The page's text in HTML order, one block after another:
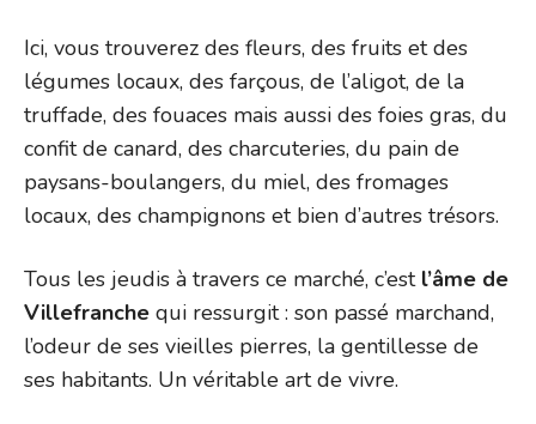
Ici, vous trouverez des fleurs, des fruits et des
légumes locaux, des farçous, de l’aligot, de la
truffade, des fouaces mais aussi des foies gras, du
confit de canard, des charcuteries, du pain de
paysans-boulangers, du miel, des fromages
locaux, des champignons et bien d’autres trésors.
Tous les jeudis à travers ce marché, c’est l’âme de
Villefranche qui ressurgit : son passé marchand,
l’odeur de ses vieilles pierres, la gentillesse de
ses habitants. Un véritable art de vivre.